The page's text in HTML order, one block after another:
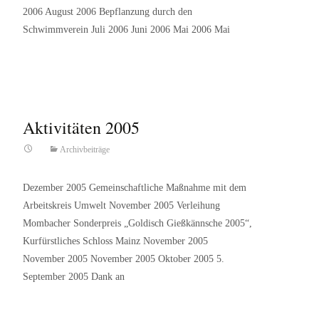
2006 August 2006 Bepflanzung durch den
Schwimmverein Juli 2006 Juni 2006 Mai 2006 Mai
Aktivitäten 2005
Archivbeiträge
Dezember 2005 Gemeinschaftliche Maßnahme mit dem
Arbeitskreis Umwelt November 2005 Verleihung
Mombacher Sonderpreis „Goldisch Gießkännsche 2005“,
Kurfürstliches Schloss Mainz November 2005
November 2005 November 2005 Oktober 2005 5.
September 2005 Dank an